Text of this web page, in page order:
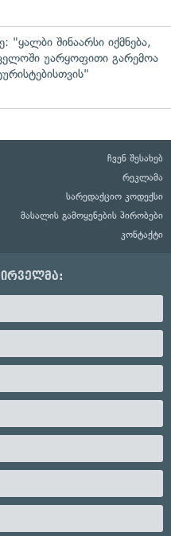
"ყალბი შინაარსი იქმნება,
უარყოფითი გარემოა
ჩვენ შესახებ
რეკლამა
სარედაქციო კოდექსი
მასალის გამოყენების პირობები
კონტაქტი